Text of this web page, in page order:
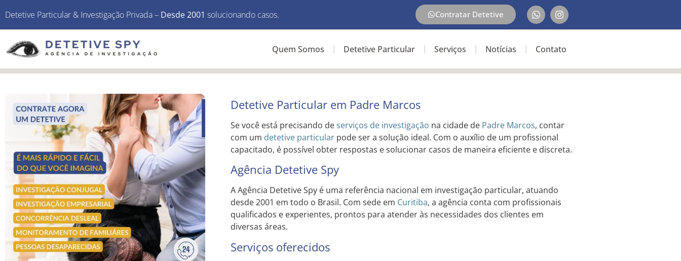
Detetive Particular & Investigação Privada – Desde 2001 solucionando casos. Contratar Detetive
Quem Somos Detetive Particular Serviços Notícias Contato
Detetive Particular em Padre Marcos
Se você está precisando deserviços de investigação na cidade de Padre Marcos, contar
com um detetive particularpode ser a solução ideal. Com o auxílio de um profissional
capacitado, é possível obter respostas e solucionar casos de maneira eficiente e discreta.
Agência Detetive Spy
A Agência Detetive Spy é uma referência nacional em investigação particular, atuando
desde 2001 em todo o Brasil. Com sede em Curitiba, a agência conta com profissionais
qualificados e experientes, prontos para atender às necessidades dos clientes em
diversas áreas.
Serviços oferecidos